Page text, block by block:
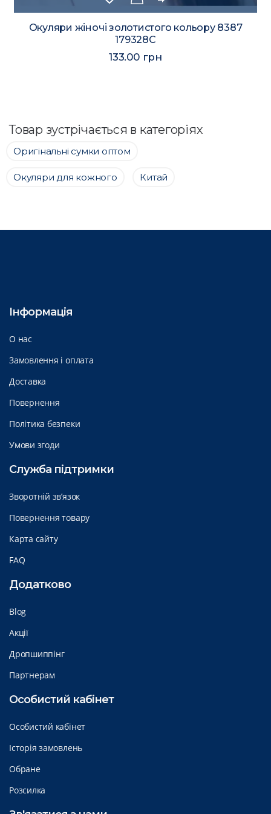
Окуляри жіночі золотистого кольору 8387
179328C
133.00 грн
Товар зустрічається в категоріях
Оригінальні сумки оптом
Окуляри для кожного Китай
Інформація
О нас
Замовлення і оплата
Доставка
Повернення
Політика безпеки
Умови згоди
Служба підтримки
Зворотній зв’язок
Повернення товару
Карта сайту
FAQ
Додатково
Blog
Акції
Дропшиппінг
Партнерам
Особистий кабінет
Особистий кабінет
Історія замовлень
Обране
Розсилка